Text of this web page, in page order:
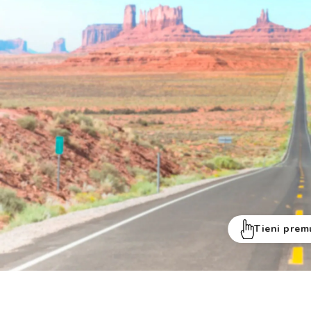
Tieni